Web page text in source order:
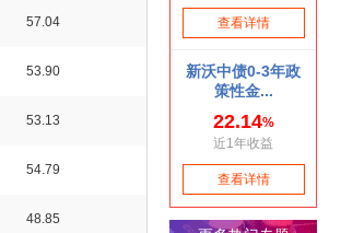
57.04
53.90
53.13
54.79
48.85